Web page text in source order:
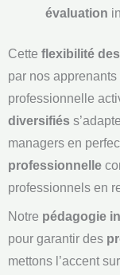
évaluation
Cette flexibilité
par nos
professionnelle
diversifiés
managers en
professionnelle
professionnels en
Notre pédagogie
pour garantir des
mettons l’accent